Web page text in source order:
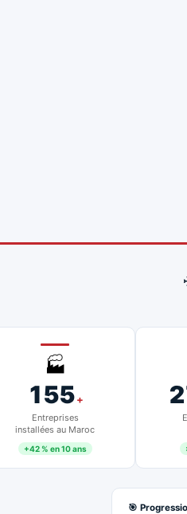
🏭
155+
Entreprises
installées au Maroc
+42 % en 10 ans
🎯